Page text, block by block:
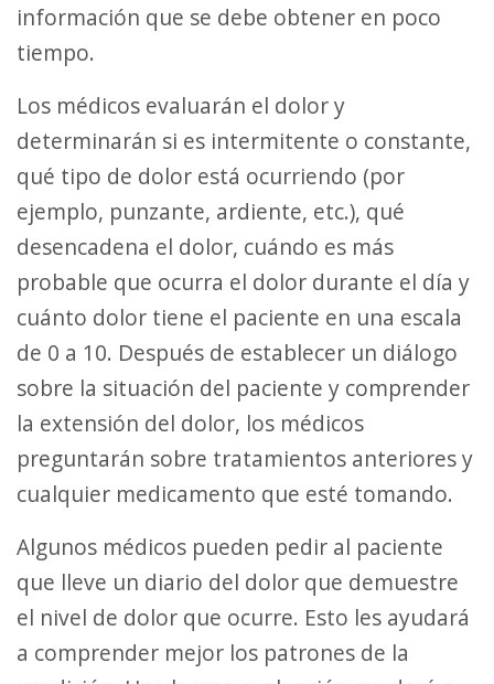
información que se debe obtener en poco
tiempo.
Los médicos evaluarán el dolor y
determinarán si es intermitente o constante,
qué tipo de dolor está ocurriendo (por
ejemplo, punzante, ardiente, etc.), qué
desencadena el dolor, cuándo es más
probable que ocurra el dolor durante el día y
cuánto dolor tiene el paciente en una escala
de 0 a 10. Después de establecer un diálogo
sobre la situación del paciente y comprender
la extensión del dolor, los médicos
preguntarán sobre tratamientos anteriores y
cualquier medicamento que esté tomando.
Algunos médicos pueden pedir al paciente
que lleve un diario del dolor que demuestre
el nivel de dolor que ocurre. Esto les ayudará
a comprender mejor los patrones de la